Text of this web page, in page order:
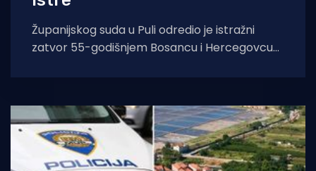
Županijskog suda u Puli odredio je istražni
zatvor 55-godišnjem Bosancu i Hercegovcu